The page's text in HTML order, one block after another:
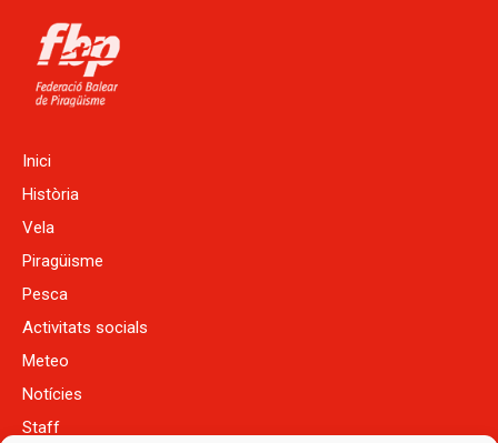
Inici
Història
Vela
Piragüisme
Pesca
Activitats socials
Meteo
Notícies
Staff